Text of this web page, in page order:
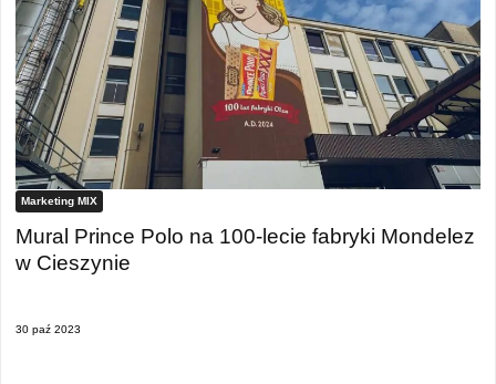
Marketing MIX
Mural Prince Polo na 100-lecie fabryki Mondelez
w Cieszynie
30 paź 2023